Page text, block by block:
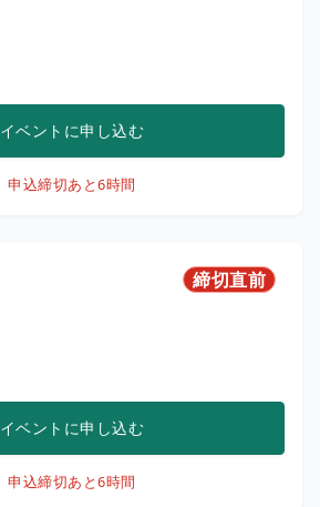
イベントに申し込む
申込締切あと6時間
締切直前
イベントに申し込む
申込締切あと6時間